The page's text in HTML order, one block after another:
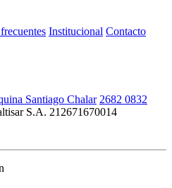
Institucional Contacto
Santiago Chalar 2682 0832
S.A. 212671670014